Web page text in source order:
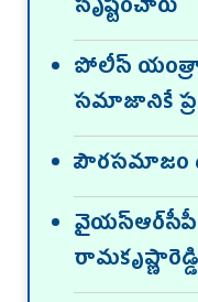
సృష్టించారు
పోలీస్
సమాజానికే
పౌరసమాజం
వైయస్ఆర్‌సీపీ
రామకృష్ణారెడ్డి